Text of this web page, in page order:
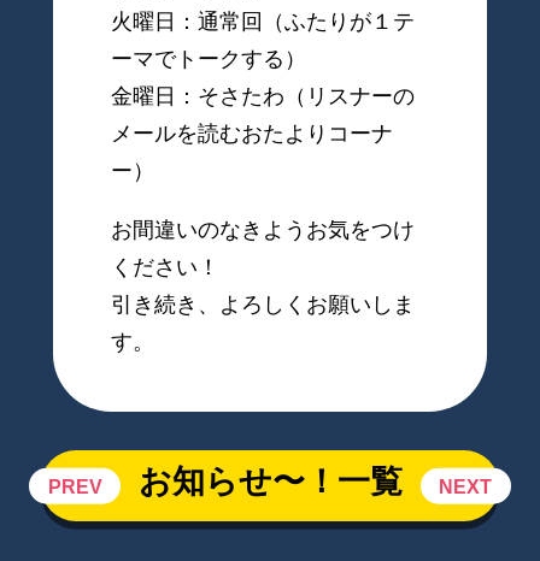
火曜日：通常回（ふたりが１テ
ーマでトークする）
金曜日：そさたわ（リスナーの
メールを読むおたよりコーナ
ー）
お間違いのなきようお気をつけ
ください！
引き続き、よろしくお願いしま
す。
PREV お知らせ〜！一覧 NEXT